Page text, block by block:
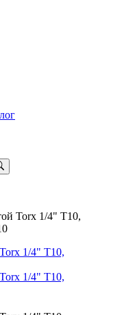
Torx 1/4" T10,